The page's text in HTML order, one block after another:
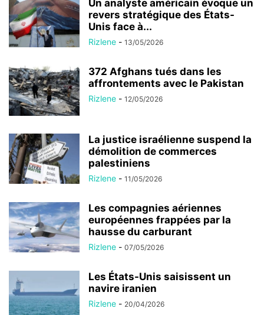
Un analyste américain évoque un
revers stratégique des États-
Unis face à...
Rizlene - 13/05/2026
372 Afghans tués dans les
affrontements avec le Pakistan
Rizlene - 12/05/2026
La justice israélienne suspend la
démolition de commerces
palestiniens
Rizlene - 11/05/2026
Les compagnies aériennes
européennes frappées par la
hausse du carburant
Rizlene - 07/05/2026
Les États-Unis saisissent un
navire iranien
Rizlene - 20/04/2026